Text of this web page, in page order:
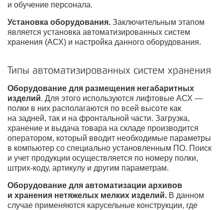
и обучение персонала.
Установка оборудования. Заключительным этапом
является установка автоматизированных систем
хранения (АСХ) и настройка данного оборудования.
Типы автоматизированных систем хранения
Оборудование для размещения негабаритных
изделий. Для этого используются лифтовые АСХ —
полки в них располагаются по всей высоте как
на задней, так и на фронтальной части. Загрузка,
хранение и выдача товара на складе производится
оператором, который вводит необходимые параметры
в компьютер со специально установленным ПО. Поиск
и учет продукции осуществляется по номеру полки,
штрих-коду, артикулу и другим параметрам.
Оборудование для автоматизации архивов
и хранения нетяжелых мелких изделий. В данном
случае применяются карусельные конструкции, где